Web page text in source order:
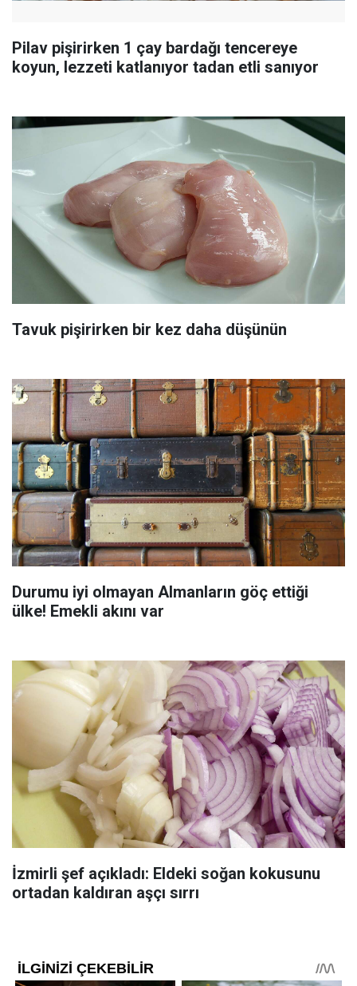
Pilav pişirirken 1 çay bardağı tencereye
koyun, lezzeti katlanıyor tadan etli sanıyor
Tavuk pişirirken bir kez daha düşünün
Durumu iyi olmayan Almanların göç ettiği
ülke! Emekli akını var
İzmirli şef açıkladı: Eldeki soğan kokusunu
ortadan kaldıran aşçı sırrı